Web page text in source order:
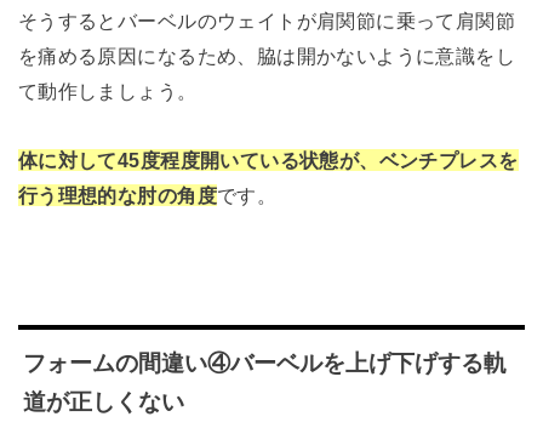
そうするとバーベルのウェイトが肩関節に乗って肩関節
を痛める原因になるため、脇は開かないように意識をし
て動作しましょう。
体に対して45度程度開いている状態が、ベンチプレスを
行う理想的な肘の角度です。
フォームの間違い④バーベルを上げ下げする軌
道が正しくない